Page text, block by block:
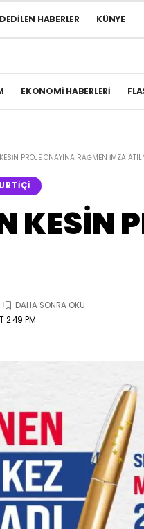
HABERLER KÜNYE
EKONOMI HABERLERI
PROJE ONAYINA RAĞMEN İMZA
KESİN
2:49 PM